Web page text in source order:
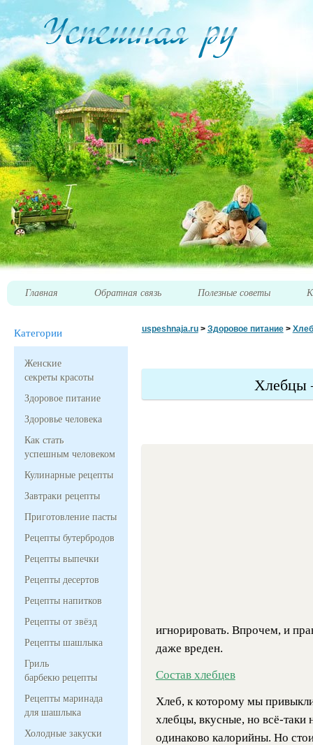
Главная Обратная связь Полезные советы
Категории
Женские
секреты красоты
Здоровое питание
Здоровье человека
Как стать
успешным человеком
Кулинарные рецепты
Завтраки рецепты
Приготовление пасты
Рецепты бутербродов
Рецепты выпечки
Рецепты десертов
Рецепты напитков
Рецепты от звёзд
Рецепты шашлыка
Гриль
барбекю рецепты
Рецепты маринада
для шашлыка
Холодные закуски
uspeshnaja.ru> Здоровое питание>
Хлебцы
игнорировать. Впрочем, и
даже вреден.
Состав хлебцев
Хлеб, к которому мы
хлебцы, вкусные, но всё-таки
одинаково калорийны. Но